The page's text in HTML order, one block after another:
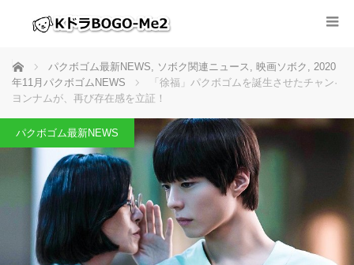
ホーム パクボゴム最新NEWS, ソボク関連ニュース , 映画ソボク , 2020
年11月パクボゴムNEWS
「徐福」パクボゴムを誕生させたチャン·
ヨンナムが、再び存在感を立証！
パクボゴム最新NEWS